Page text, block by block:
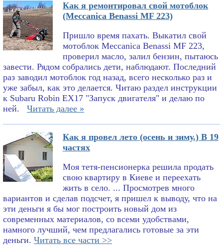
Как я ремонтировал свой мотоблок
(Meccanica Benassi MF 223)
Пришло время пахать. Выкатил свой
мотоблок Meccanica Benassi MF 223,
проверил масло, залил бензин, пытаюсь
завести. Рядом собрались дети, наблюдают. Последний
раз заводил мотоблок год назад, всего несколько раз и
уже забыл, как это делается. Читаю раздел инструкции
к Subaru Robin EX17 "Запуск двигателя" и делаю по
ней.
Читать далее »
Как я провел лето (осень и зиму.) В 19
частях
Моя тетя-пенсионерка решила продать
свою квартиру в Киеве и переехать
жить в село. ... Просмотрев много
вариантов и сделав подсчет, я пришел к выводу, что на
эти деньги я бы мог построить новый дом из
современных материалов, со всеми удобствами,
намного лучший, чем предлагались готовые за эти
деньги. Читать все части >>